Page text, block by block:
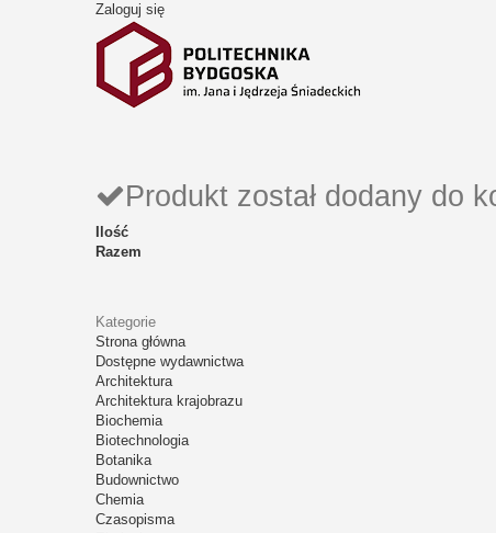
Zaloguj się
Produkt został dodany do
Ilość
Razem
Kategorie
Strona główna
Dostępne wydawnictwa
Architektura
Architektura krajobrazu
Biochemia
Biotechnologia
Botanika
Budownictwo
Chemia
Czasopisma